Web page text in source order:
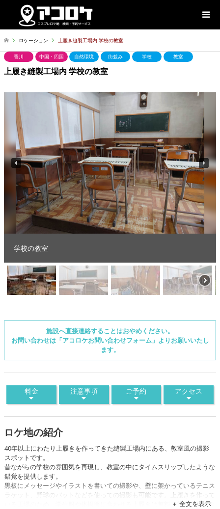
ロケーション 上履き縫製工場内 学校の教室
香川 中国・四国 自然環境 街並み 学校 教室
上履き縫製工場内 学校の教室
学校の教室
施設へ直接連絡することはおやめください。
お問い合わせは「アコロケお問い合わせフォーム」よりお願いいたし
ます。
料金 注意事項 ご予約 アクセス
ロケ地の紹介
全文を表示
40年以上にわたり上履きを作ってきた縫製工場内にある、教室風の撮影
スポットです。
昔ながらの学校の雰囲気を再現し、教室の中にタイムスリップしたような
錯覚を提供します。
黒板にメッセージやイラストを書いての撮影や、壁に架かっているテニス
ラケット、野球のバットなどを使っての撮影も可能です。上履きを作って
いる工場のため、学生服や体操服に合わせる上履きは無料で貸し出しでき